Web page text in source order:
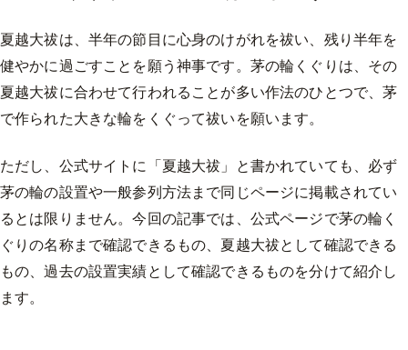
夏越大祓は、半年の節目に心身のけがれを祓い、残り半年を
健やかに過ごすことを願う神事です。茅の輪くぐりは、その
夏越大祓に合わせて行われることが多い作法のひとつで、茅
で作られた大きな輪をくぐって祓いを願います。
ただし、公式サイトに「夏越大祓」と書かれていても、必ず
茅の輪の設置や一般参列方法まで同じページに掲載されてい
るとは限りません。今回の記事では、公式ページで茅の輪く
ぐりの名称まで確認できるもの、夏越大祓として確認できる
もの、過去の設置実績として確認できるものを分けて紹介し
ます。